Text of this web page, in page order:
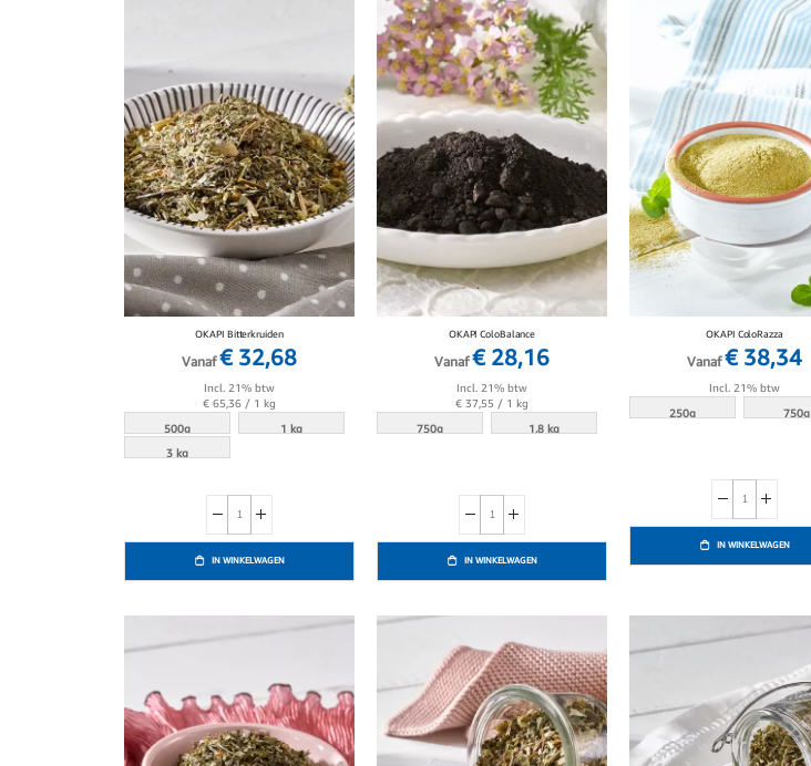
OKAPI Bitterkruiden
Vanaf € 32,68
Incl. 21% btw
€ 65,36 / 1 kg
500g
1 kg
3 kg
IN WINKELWAGEN
OKAPI ColoBalance
Vanaf € 28,16
Incl. 21% btw
€ 37,55 / 1 kg
750g
1.8 kg
IN WINKELWAGEN
OKAPI ColoRazza
Vanaf € 38,34
Incl. 21% btw
250g
750g
IN WINKELWAGEN